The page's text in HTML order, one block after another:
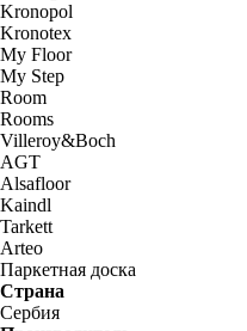
Kronopol
Kronotex
My Floor
My Step
Room
Rooms
Villeroy&Boch
AGT
Alsafloor
Kaindl
Tarkett
Arteo
Паркетная доска
Страна
Сербия